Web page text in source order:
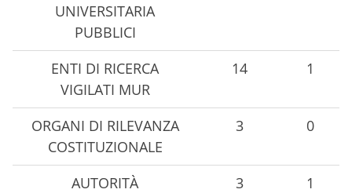
UNIVERSITARIA
PUBBLICI
ENTI DI RICERCA
VIGILATI MUR
14 1
ORGANI DI RILEVANZA
COSTITUZIONALE
3 0
AUTORITÀ
3 1